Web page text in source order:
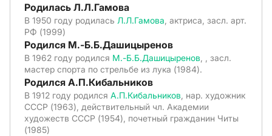
Родилась Л.Л.Гамова
В 1950 году родилась Л.Л.Гамова , актриса, засл. арт.
РФ (1999)
Родился М.-Б.Б.Дашицыренов
В 1962 году родился М.-Б.Б.Дашицыренов , , засл.
мастер спорта по стрельбе из лука (1984).
Родился А.П.Кибальников
В 1912 году родился А.П.Кибальников , нар. художник
СССР (1963), действительный чл. Академии
художеств СССР (1954), почетный гражданин Читы
(1985)